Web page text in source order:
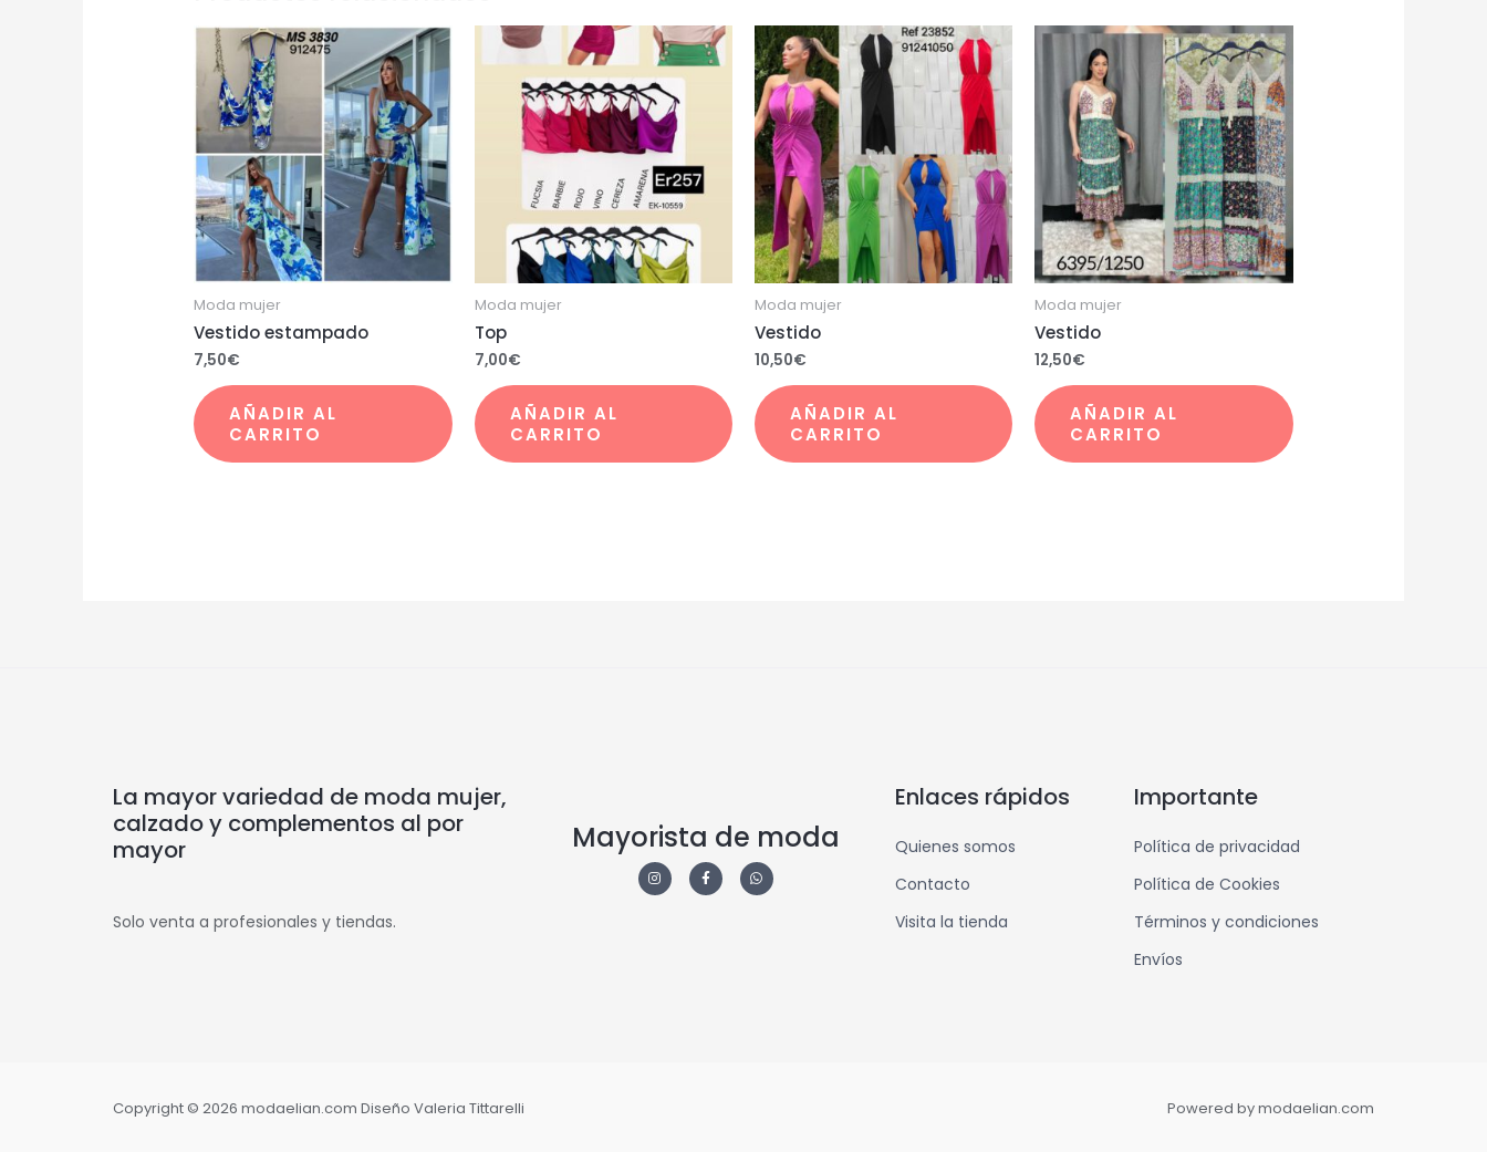
Moda mujer
Vestido estampado
7,50€
AÑADIR AL
CARRITO
Moda mujer
Top
7,00€
AÑADIR AL
CARRITO
Moda mujer
Vestido
10,50€
AÑADIR AL
CARRITO
Moda mujer
Vestido
12,50€
AÑADIR AL
CARRITO
La mayor variedad de moda mujer,
calzado y complementos al por
mayor
Solo venta a profesionales y tiendas.
Mayorista de moda
Enlaces rápidos
Quienes somos
Contacto
Visita la tienda
Importante
Política de privacidad
Política de Cookies
Términos y condiciones
Envíos
Copyright © 2026 modaelian.com Diseño Valeria Tittarelli Powered by modaelian.com